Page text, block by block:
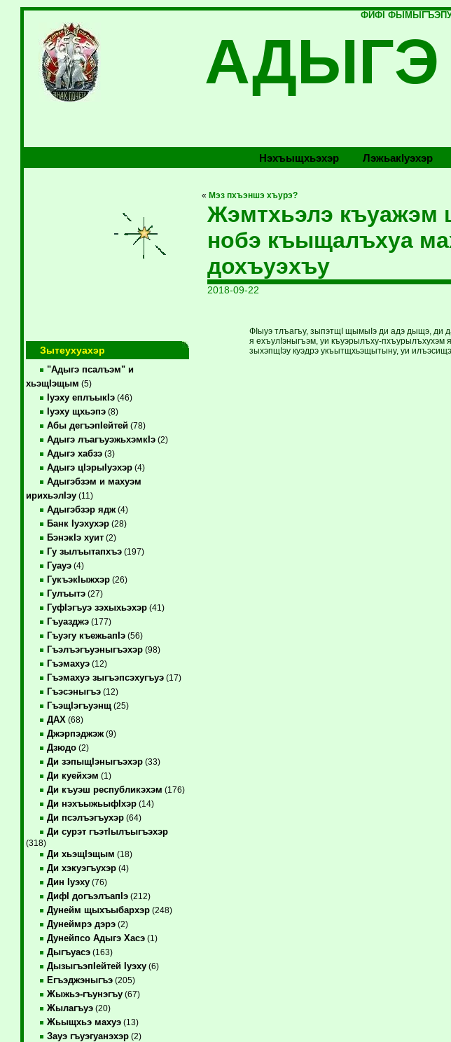
ФИФI
Нэхъыщхьэхэр Лэжьакlуэхэр
Зытеухуахэр
"Адыгэ псалъэм" и
хьэщIэщым (5)
Iуэху еплъыкIэ(46)
Iуэху щхьэпэ(8)
Абы дегъэпIейтей(78)
Адыгэ лъагъуэжьхэмкIэ(2)
Адыгэ хабзэ(3)
Адыгэ цIэрыIуэхэр(4)
Адыгэбзэм и махуэм
ирихьэлIэу(11)
Адыгэбзэр ядж(4)
Банк Iуэхухэр(28)
БэнэкIэ хуит(2)
Гу зылъытапхъэ(197)
Гуауэ(4)
ГукъэкIыжхэр(26)
Гулъытэ(27)
ГуфIэгъуэ зэхыхьэхэр(41)
Гъуазджэ(177)
Гъуэгу къежьапIэ(56)
Гъэлъэгъуэныгъэхэр(98)
Гъэмахуэ(12)
Гъэмахуэ зыгъэпсэхугъуэ(17)
Гъэсэныгъэ(12)
ГъэщIэгъуэнщ(25)
ДАХ (68)
Джэрпэджэж(9)
Дзюдо(2)
Ди зэпыщIэныгъэхэр(33)
Ди куейхэм (1)
Ди къуэш республикэхэм (176)
Ди нэхъыжьыфIхэр(14)
Ди псэлъэгъухэр(64)
Ди сурэт гъэтIылъыгъэхэр
(318)
Ди хьэщIэщым (18)
Ди хэкуэгъухэр(4)
Дин Iуэху(76)
ДифI догъэлъапIэ(212)
Дунейм щыхъыбархэр(248)
Дунеймрэ дэрэ(2)
Дунейпсо Адыгэ Хасэ(1)
Дыгъуасэ(163)
ДызыгъэпIейтей Iуэху(6)
Егъэджэныгъэ(205)
Жыжьэ-гъунэгъу(67)
Жылагъуэ(20)
Жьыщхьэ махуэ(13)
Зауэ гъуэгуанэхэр(2)
« Мэз пхъэншэ хъурэ?
Жэмтхьэлэ
нобэ къыщалъхуа
дохъуэхъу
2018-09-22
ФIыуэ тлъагъу, зыпэтщI щымыIэ ди адэ дыщэ, ди
я ехъулIэныгъэм, уи къуэрылъху-­пхъурылъхухэм
зыхэпщIэу куэдрэ укъыт­щхьэ­щытыну, уи